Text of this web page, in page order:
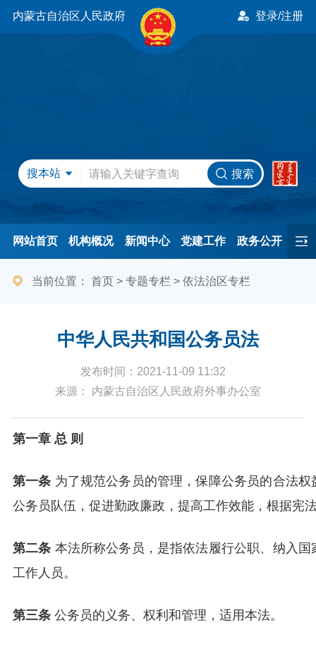
内蒙古自治区人民政府 登录/注册
搜本站 搜索
网站首页 机构概况 新闻中心 党建工作 政务公开
办事服务 民间友好 港澳事务 互动交流 专题专栏
当前位置： 首页> 专题专栏 > 依法治区专栏
中华人民共和国公务员法
发布时间：2021-11-09 11:32
来源： 内蒙古自治区人民政府外事办公室
第一章 总 则
第一条 为了规范公务员的管理，保障公务员的合法
公务员队伍，促进勤政廉政，提高工作效能，根据宪
第二条 本法所称公务员，是指依法履行公职、纳入
工作人员。
第三条公务员的义务、权利和管理，适用本法。